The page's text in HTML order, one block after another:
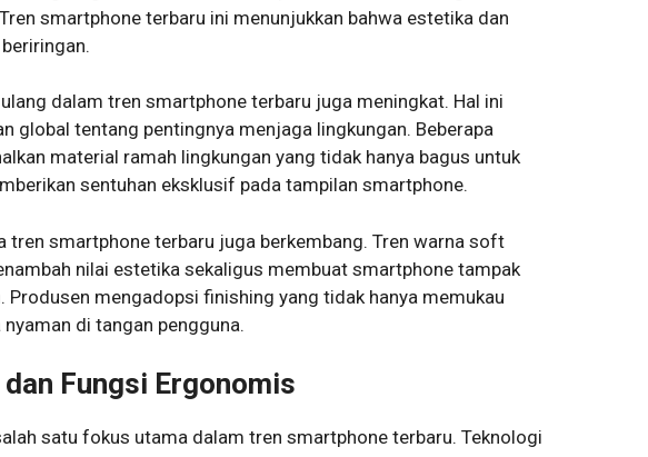
smartphone terbaru ini menunjukkan bahwa estetika dan
dalam tren smartphone terbaru juga meningkat. Hal ini
global tentang pentingnya menjaga lingkungan. Beberapa
material ramah lingkungan yang tidak hanya bagus untuk
sentuhan eksklusif pada tampilan smartphone.
tren smartphone terbaru juga berkembang. Tren warna soft
nilai estetika sekaligus membuat smartphone tampak
Produsen mengadopsi finishing yang tidak hanya memukau
di tangan pengguna.
Fungsi Ergonomis
satu fokus utama dalam tren smartphone terbaru. Teknologi